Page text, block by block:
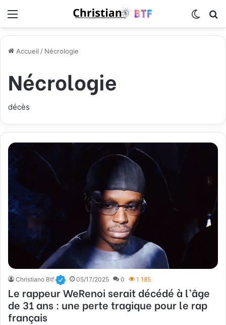
Accueil / Nécrologie
Nécrologie
décès
Christiano Btf 05/17/2025 0 1 185
Le rappeur WeRenoi serait décédé à l’âge
de 31 ans : une perte tragique pour le rap
français